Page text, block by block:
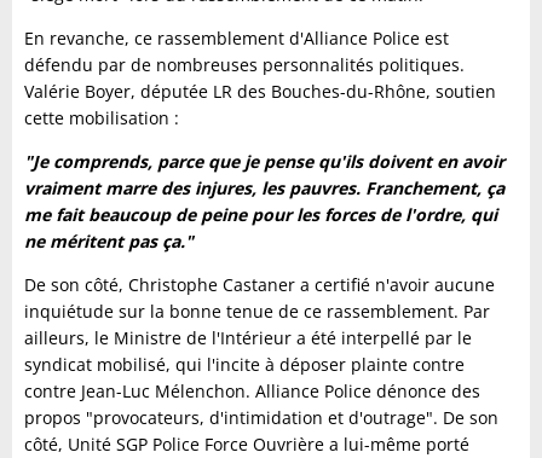
En revanche, ce rassemblement d'Alliance Police est
défendu par de nombreuses personnalités politiques.
Valérie Boyer, députée LR des Bouches-du-Rhône, soutien
cette mobilisation :
"Je comprends, parce que je pense qu'ils doivent en avoir
vraiment marre des injures, les pauvres. Franchement, ça
me fait beaucoup de peine pour les forces de l'ordre, qui
ne méritent pas ça."
De son côté, Christophe Castaner a certifié n'avoir aucune
inquiétude sur la bonne tenue de ce rassemblement. Par
ailleurs, le Ministre de l'Intérieur a été interpellé par le
syndicat mobilisé, qui l'incite à déposer plainte contre
contre Jean-Luc Mélenchon. Alliance Police dénonce des
propos "provocateurs, d'intimidation et d'outrage". De son
côté, Unité SGP Police Force Ouvrière a lui-même porté